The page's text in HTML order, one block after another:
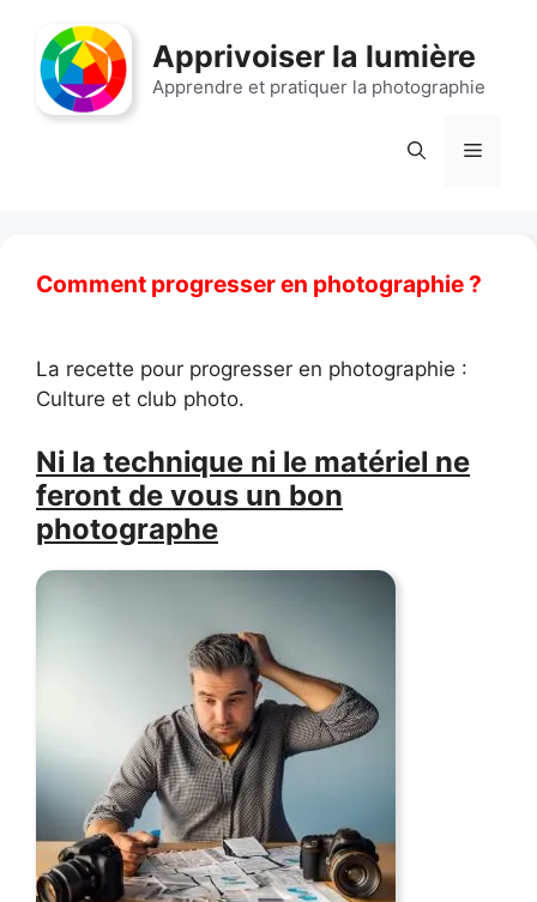
contenu
Apprivoiser la lumière
Apprendre et pratiquer la photographie
Menu
Comment progresser en photographie ?
La recette pour progresser en photographie :
Culture et club photo.
Ni la technique ni le matériel ne
feront de vous un bon
photographe